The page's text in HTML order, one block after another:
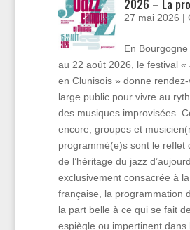
2026 – La
27 mai 2026 |
En
au 22 août 2026, le festival «
en Clunisois » donne
large public pour vivre au
des musiques improvisées.
encore, groupes et
programmé(e)s sont le reflet
de l’héritage du jazz
exclusivement consacrée à
française, la programmation
la part belle à ce qui se fait
espiègle ou impertinent dans